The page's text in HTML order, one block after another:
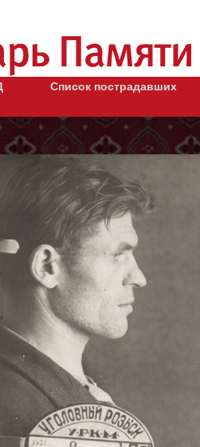
Список пострадавших